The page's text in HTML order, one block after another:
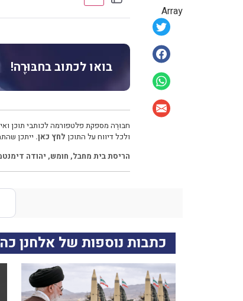
Array
בואו לכתוב בחבּוּרֶה!
חבּוּרֶה מספקת פלטפורמה לכותבי תוכן
ולכל דיווח על התוכן לחץ כאן. ייתכן
הריסת בית מחבל, חומש, יהודה
כתבות נוספות של אלחנן